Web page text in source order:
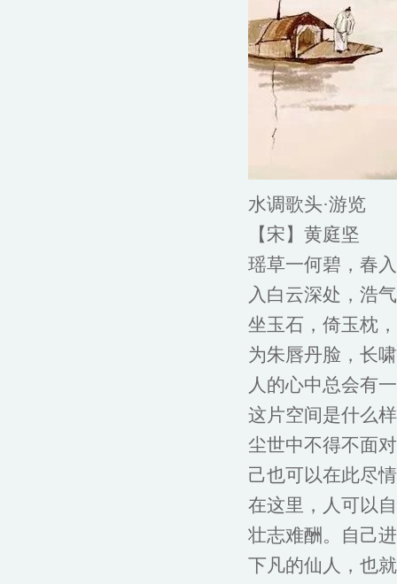
水调歌头·游览
【宋】黄庭坚
瑶草一何碧，春
入白云深处，浩
坐玉石，倚玉枕
为朱唇丹脸，长
人的心中总会有
这片空间是什么
尘世中不得不面
己也可以在此尽
在这里，人可以
壮志难酬。自己
下凡的仙人，也